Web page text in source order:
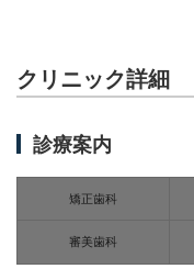
クリニック詳細
診療案内
矯正歯科
審美歯科